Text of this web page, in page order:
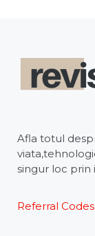
Afla totul
singur loc prin
Referral Codes